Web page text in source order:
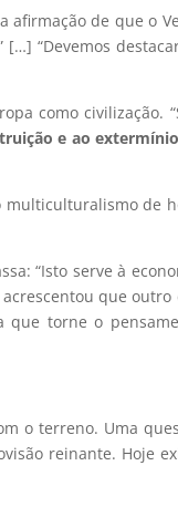
afirmação de que o
“Devemos
como civilização.
e ao
multiculturalismo de
“Isto serve à
que outro
que torne o
o terreno. Uma
reinante. Hoje